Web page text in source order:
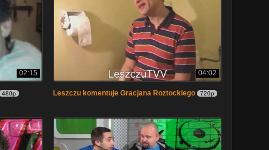
02:15
480p
04:02
Leszczu komentuje Gracjana Roztockiego 720p